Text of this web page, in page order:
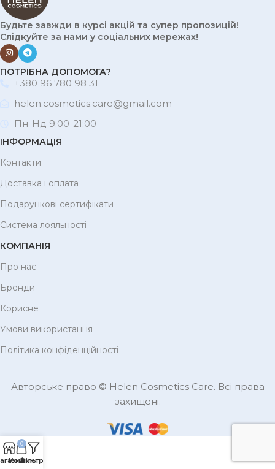
Будьте завжди в курсі акцій та супер пропозицій!
Слідкуйте за нами у соціальних мережах!
ПОТРІБНА ДОПОМОГА?
+380 96 780 98 31
helen.cosmetics.care@gmail.com
Пн-Нд 9:00-21:00
ІНФОРМАЦІЯ
Контакти
Доставка і оплата
Подарункові сертифікати
Система лояльності
КОМПАНІЯ
Про нас
Бренди
Корисне
Умови використання
Політика конфіденційності
Авторське право © Helen Cosmetics Care. Всі права
захищені.
0
Кошик
Фільтри